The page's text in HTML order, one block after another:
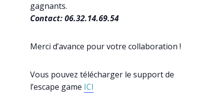
gagnants.
Contact: 06.32.14.69.54
Merci d’avance pour votre collaboration !
Vous pouvez télécharger le support de
l’escape game ICI